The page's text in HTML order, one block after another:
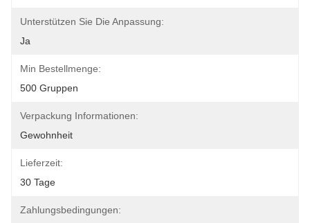
Unterstützen Sie Die Anpassung:
Ja
Min Bestellmenge:
500 Gruppen
Verpackung Informationen:
Gewohnheit
Lieferzeit:
30 Tage
Zahlungsbedingungen: